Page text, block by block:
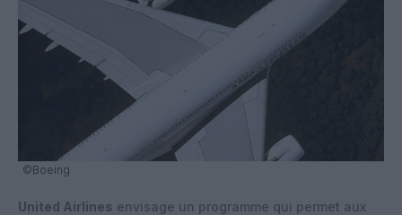
©Boeing
United Airlines envisage un programme qui permet aux